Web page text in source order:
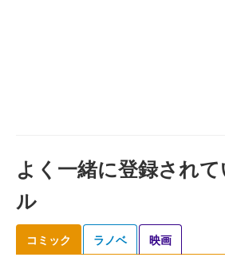
よく一緒に登録され
ル
コミック ラノベ 映画